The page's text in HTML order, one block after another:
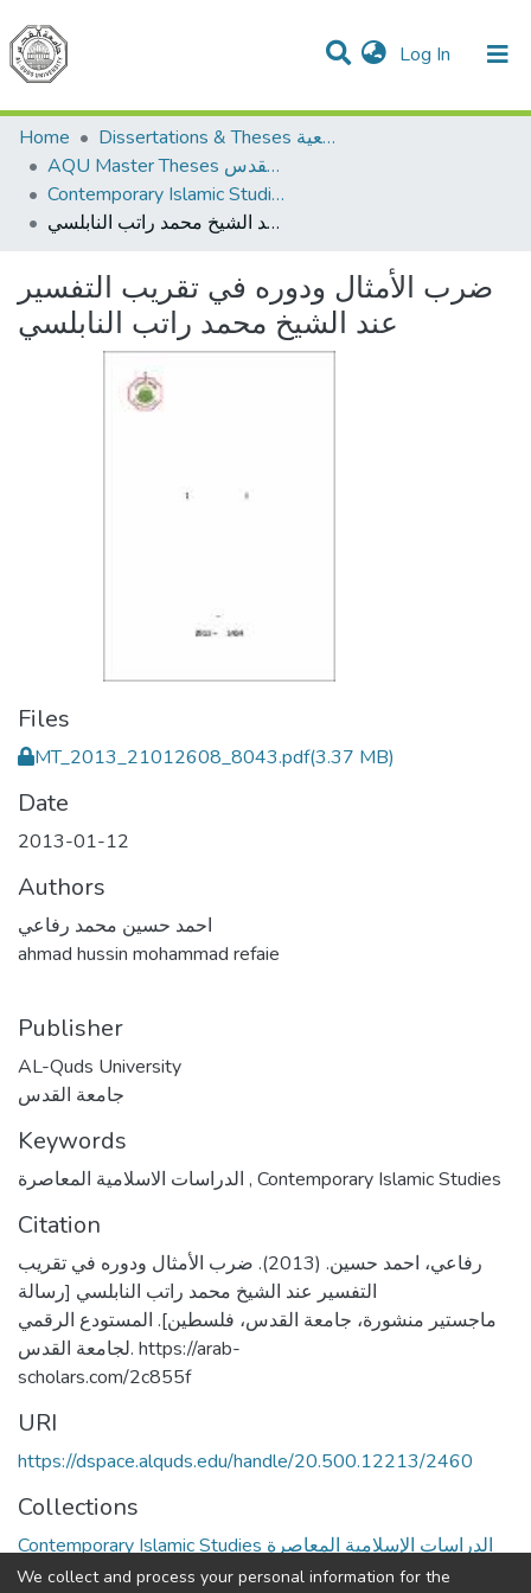
Log In (current)
Communities & Collections
All of DSpace
Home
Dissertations & Theses الرسائل الجامعية
AQU Master Theses الرسائل الجامعية الخاصة بجامعة القدس
Contemporary Islamic Studies الدراسات الإسلامية المعاصرة
ضرب الأمثال ودوره في تقريب التفسير عند الشيخ محمد راتب النابلسي
ضرب الأمثال ودوره في تقريب التفسير
عند الشيخ محمد راتب النابلسي
Files
MT_2013_21012608_8043.pdf(3.37 MB)
Date
2013-01-12
Authors
احمد حسين محمد رفاعي
ahmad hussin mohammad refaie
Publisher
AL-Quds University
جامعة القدس
Keywords
, Contemporary Islamic Studies
Citation
رفاعي، احمد حسين. (2013). ضرب الأمثال ودوره في تقريب
التفسير عند الشيخ محمد راتب النابلسي [رسالة
ماجستير منشورة، جامعة القدس، فلسطين]. المستودع الرقمي
لجامعة القدس. https://arab-
scholars.com/2c855f
URI
https://dspace.alquds.edu/handle/20.500.12213/2460
Collections
Contemporary Islamic Studies الدراسات الإسلامية المعاصرة
We collect and process your personal information for the